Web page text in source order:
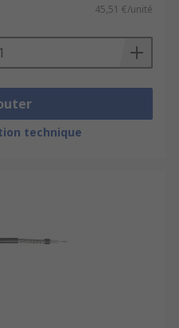
45,51 €/unité
technique